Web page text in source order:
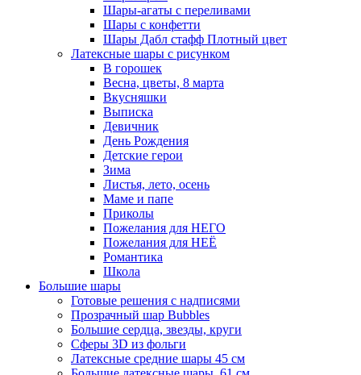
Шары-агаты с переливами
Шары с конфетти
Шары Дабл стафф Плотный цвет
Латексные шары с рисунком
В горошек
Весна, цветы, 8 марта
Вкусняшки
Выписка
Девичник
День Рождения
Детские герои
Зима
Листья, лето, осень
Маме и папе
Приколы
Пожелания для НЕГО
Пожелания для НЕЁ
Романтика
Школа
Большие шары
Готовые решения с надписями
Прозрачный шар Bubbles
Большие сердца, звезды, круги
Сферы 3D из фольги
Латексные средние шары 45 см